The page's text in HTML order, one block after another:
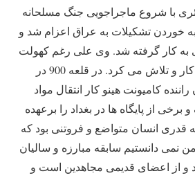
با شروع ماجراجویی جنگ مسلحانه
از ضربه خوردن تشکیلات به عراق اعزام شد و
به کار گرفته شد. وی علی رغم کهولت
سن و بیماری به سختی کار و تلاش می کرد. در قلعه 900 در
کامیونت هینو کار انتقال مواد
برخی از پایگاه ها در بغداد را برعهده
قدری انسان متواضع و فروتنی بود که
نمی دانستیم سابقه مبارزه و سالیان
و از اعضای قدیمی مجاهدین است و